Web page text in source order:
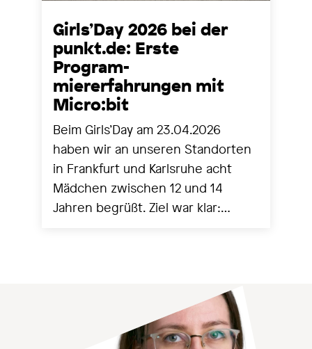
Girls’Day 2026 bei der
punkt.de: Erste
Program-
miererfahrungen mit
Micro:bit
Beim Girls’Day am 23.04.2026
haben wir an unseren Standorten
in Frankfurt und Karlsruhe acht
Mädchen zwischen 12 und 14
Jahren begrüßt. Ziel war klar: